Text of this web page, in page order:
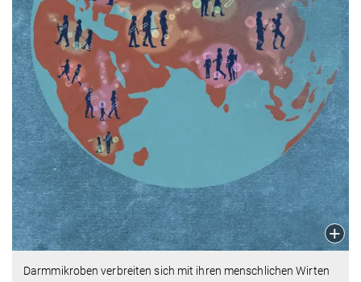
Darmmikroben verbreiten sich mit ihren menschlichen Wirten